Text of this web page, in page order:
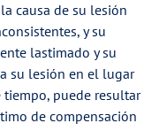
causa de su lesión
y su
lastimado y su
su lesión en el lugar
puede resultar
de compensación